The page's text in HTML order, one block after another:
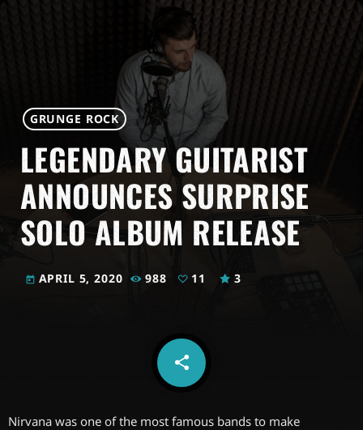
GRUNGE ROCK
LEGENDARY GUITARIST
ANNOUNCES SURPRISE
SOLO ALBUM RELEASE
today APRIL 5, 2020 988 11 3
share
11
email
Nirvana was one of the most famous bands to make